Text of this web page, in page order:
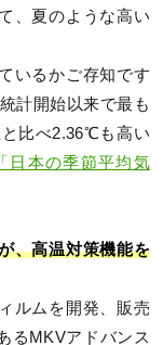
、夏のような高い
いるかご存知です
計開始以来で最も
比べ2.36℃も高い
日本の季節平均気
、高温対策機能を
ルムを開発、販売
るMKVアドバンス